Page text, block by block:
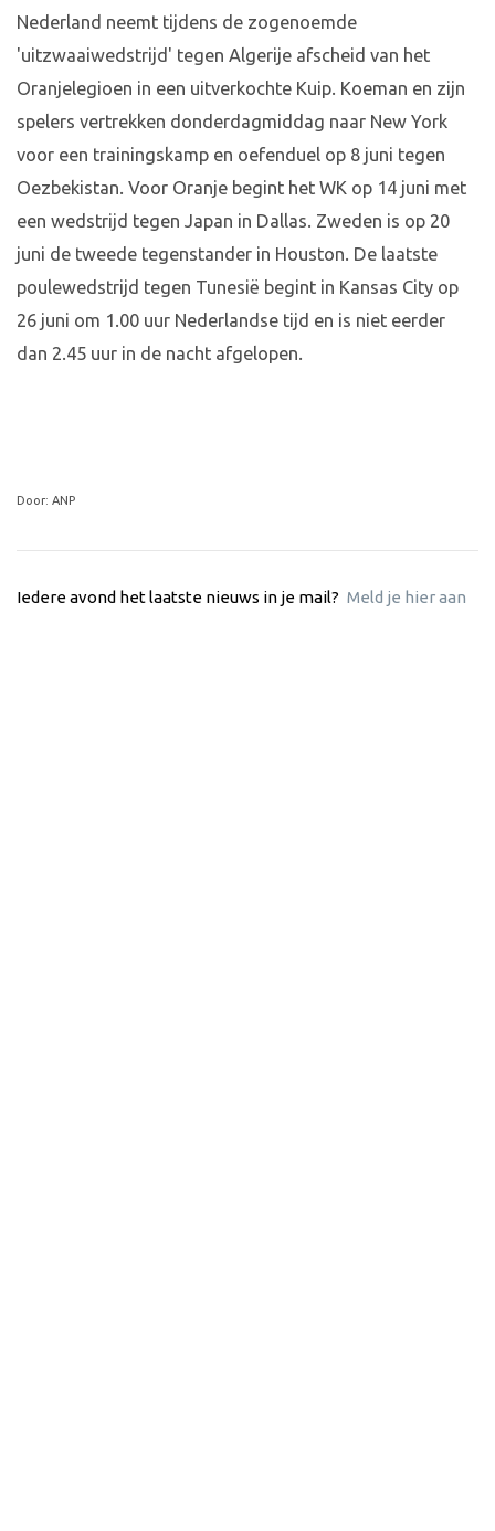
Nederland neemt tijdens de zogenoemde
'uitzwaaiwedstrijd' tegen Algerije afscheid van het
Oranjelegioen in een uitverkochte Kuip. Koeman en zijn
spelers vertrekken donderdagmiddag naar New York
voor een trainingskamp en oefenduel op 8 juni tegen
Oezbekistan. Voor Oranje begint het WK op 14 juni met
een wedstrijd tegen Japan in Dallas. Zweden is op 20
juni de tweede tegenstander in Houston. De laatste
poulewedstrijd tegen Tunesië begint in Kansas City op
26 juni om 1.00 uur Nederlandse tijd en is niet eerder
dan 2.45 uur in de nacht afgelopen.
Door: ANP
Iedere avond het laatste nieuws in je mail? Meld je hier aan